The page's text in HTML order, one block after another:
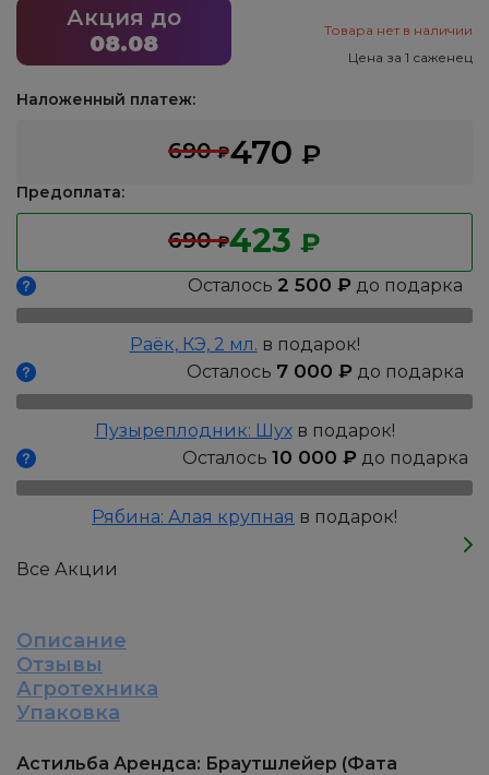
Акция до
08.08
Товара нет в наличии
Цена за 1 саженец
Наложенный платеж:
690₽470 ₽
Предоплата:
690₽423 ₽
Осталось 2 500 ₽ до подарка
Раёк, КЭ, 2 мл. в подарок!
Осталось 7 000 ₽ до подарка
Пузыреплодник: Шухв подарок!
Осталось 10 000 ₽ до подарка
Рябина: Алая крупная в подарок!
Все Акции
Описание
Отзывы
Агротехника
Упаковка
Астильба Арендса: Браутшлейер (Фата